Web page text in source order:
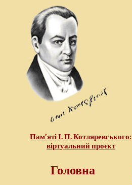
Пам’яті І. П. Котляревського:
віртуальний проєкт
Головна